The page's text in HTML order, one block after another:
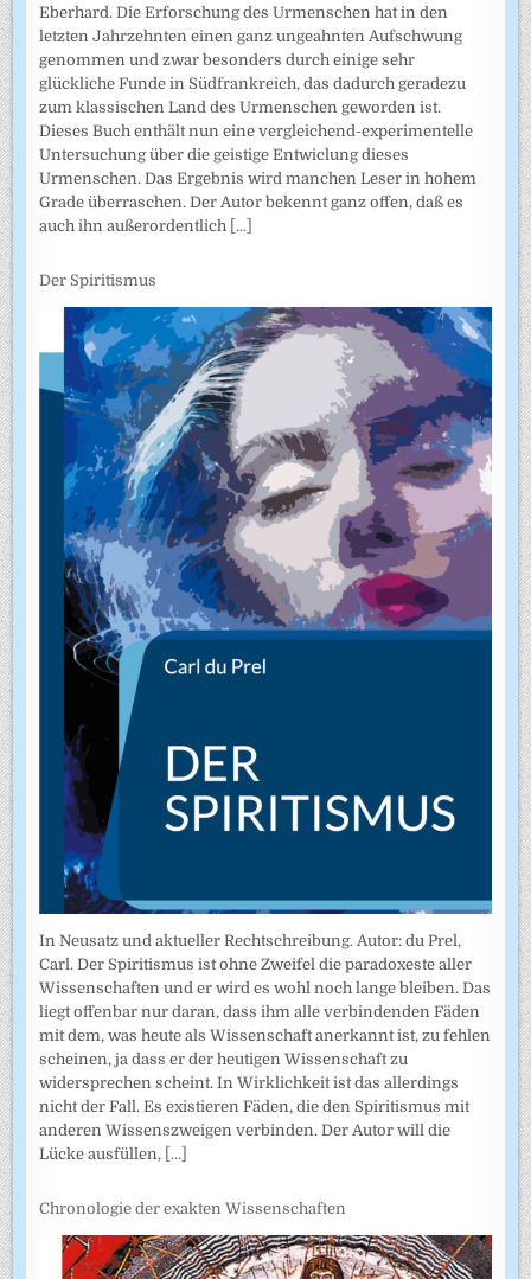
Eberhard. Die Erforschung des Urmenschen hat in den
letzten Jahrzehnten einen ganz ungeahnten Aufschwung
genommen und zwar besonders durch einige sehr
glückliche Funde in Südfrankreich, das dadurch geradezu
zum klassischen Land des Urmenschen geworden ist.
Dieses Buch enthält nun eine vergleichend-experimentelle
Untersuchung über die geistige Entwiclung dieses
Urmenschen. Das Ergebnis wird manchen Leser in hohem
Grade überraschen. Der Autor bekennt ganz offen, daß es
auch ihn außerordentlich [...]
Der Spiritismus
In Neusatz und aktueller Rechtschreibung. Autor: du Prel,
Carl. Der Spiritismus ist ohne Zweifel die paradoxeste aller
Wissenschaften und er wird es wohl noch lange bleiben. Das
liegt offenbar nur daran, dass ihm alle verbindenden Fäden
mit dem, was heute als Wissenschaft anerkannt ist, zu fehlen
scheinen, ja dass er der heutigen Wissenschaft zu
widersprechen scheint. In Wirklichkeit ist das allerdings
nicht der Fall. Es existieren Fäden, die den Spiritismus mit
anderen Wissenszweigen verbinden. Der Autor will die
Lücke ausfüllen, [...]
Chronologie der exakten Wissenschaften